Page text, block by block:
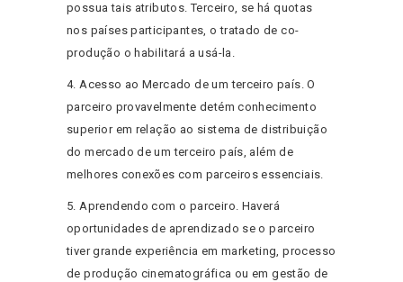
possua tais atributos. Terceiro, se há quotas
nos países participantes, o tratado de co-
produção o habilitará a usá-la.
4. Acesso ao Mercado de um terceiro país. O
parceiro provavelmente detém conhecimento
superior em relação ao sistema de distribuição
do mercado de um terceiro país, além de
melhores conexões com parceiros essenciais.
5. Aprendendo com o parceiro. Haverá
oportunidades de aprendizado se o parceiro
tiver grande experiência em marketing, processo
de produção cinematográfica ou em gestão de